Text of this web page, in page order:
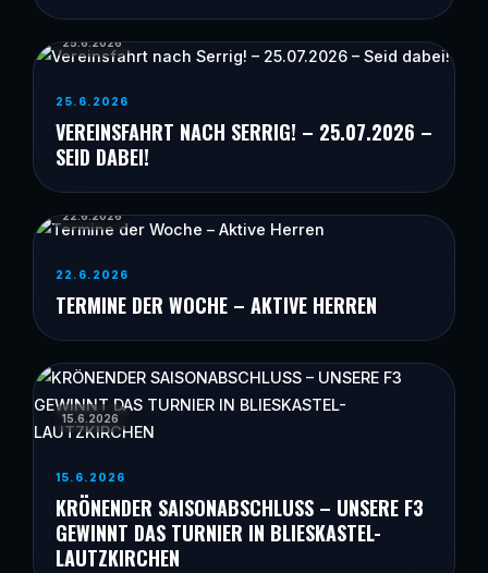
25.6.2026
25.6.2026
VEREINSFAHRT NACH SERRIG! – 25.07.2026 –
SEID DABEI!
22.6.2026
22.6.2026
TERMINE DER WOCHE – AKTIVE HERREN
15.6.2026
15.6.2026
KRÖNENDER SAISONABSCHLUSS – UNSERE F3
GEWINNT DAS TURNIER IN BLIESKASTEL-
LAUTZKIRCHEN